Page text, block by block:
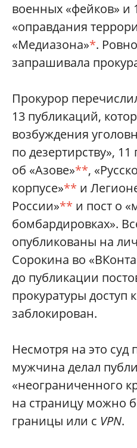
военных «фейков» и
«оправдания
«Медиазона»*.
запрашивала
Прокурор
13 публикаций,
возбуждения
по дезертирству», 11
об «Азове»**,
корпусе»** и
России»** и пост о
бомбардировках».
опубликованы на
Сорокина во
до публикации
прокуратуры доступ
заблокирован.
Несмотря на это суд
мужчина делал
«неограниченного
на страницу можно
границы или с VPN.